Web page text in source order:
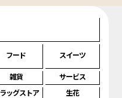
フード スイーツ
雑貨
サービス
ッグストア 生花